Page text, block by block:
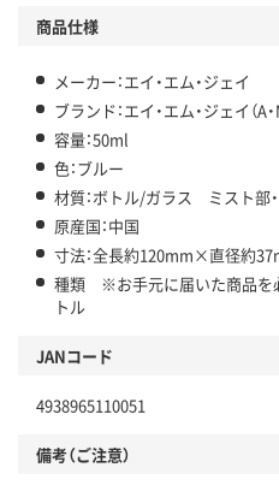
商品仕様
メーカー：エイ・エム・ジェイ
ブランド：エイ・エム・ジェイ（A・
容量：50ml
色：ブルー
材質：ボトル/ガラス ミスト部
原産国：中国
寸法：全長約120mm×直径約
種類 ※お手元に届いた商品を
トル
JANコード
4938965110051
備考（ご注意）